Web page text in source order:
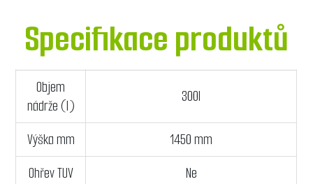
Specifikace produktů
Objem
nádrže (l)
300l
Výška mm
1450 mm
Ohřev TUV
Ne